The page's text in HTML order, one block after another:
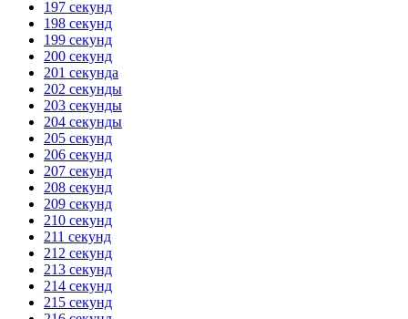
197 секунд
198 секунд
199 секунд
200 секунд
201 секунда
202 секунды
203 секунды
204 секунды
205 секунд
206 секунд
207 секунд
208 секунд
209 секунд
210 секунд
211 секунд
212 секунд
213 секунд
214 секунд
215 секунд